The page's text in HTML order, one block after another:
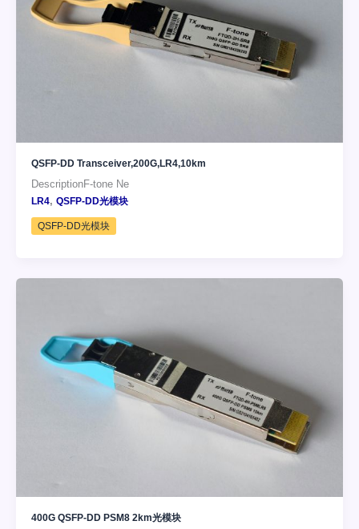
QSFP-DD Transceiver,200G,LR4,10km
DescriptionF-tone Ne
LR4, QSFP-DD光模块
QSFP-DD光模块
400G QSFP-DD PSM8 2km光模块